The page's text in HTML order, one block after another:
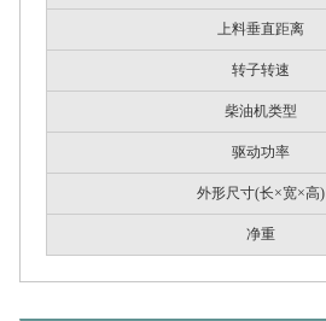
上料垂直距离
转子转速
柴油机类型
驱动功率
外形尺寸(长×宽×高)
净重